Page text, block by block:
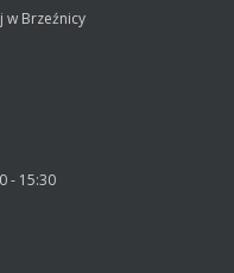
w Brzeźnicy
- 15:30